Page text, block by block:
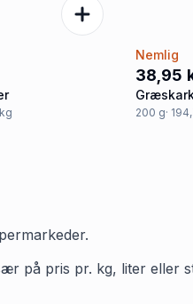
Nemlig
38,95
200 g·
på pris pr. kg, liter eller